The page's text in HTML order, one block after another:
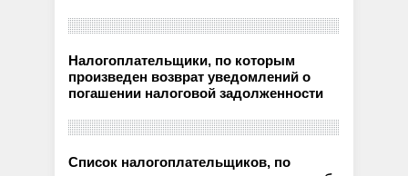
Налогоплательщики, по которым
произведен возврат уведомлений о
погашении налоговой задолженности
Список налогоплательщиков, по